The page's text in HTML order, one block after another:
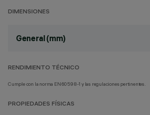
DIMENSIONES
General (mm)
RENDIMIENTO TÉCNICO
Cumple con la norma EN60598-1 y las regulaciones pertinentes.
PROPIEDADES FÍSICAS